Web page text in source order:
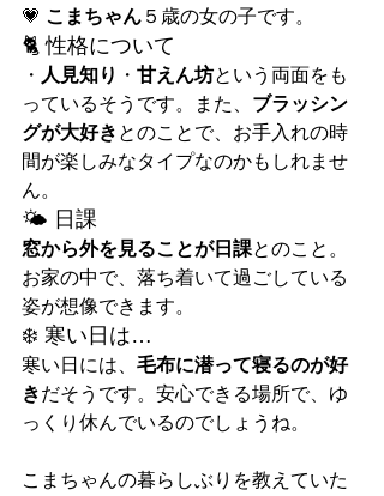
💗 こまちゃん ５歳の女の子です。
🐈 性格について
・ 人見知り ・ 甘えん坊という両面をも
っているそうです。また、 ブラッシン
グが大好き とのことで、お手入れの時
間が楽しみなタイプなのかもしれませ
ん。
🌤️ 日課
窓から外を見ることが日課とのこと。
お家の中で、落ち着いて過ごしている
姿が想像できます。
❄️ 寒い日は…
寒い日には、 毛布に潜って寝るのが好
きだそうです。安心できる場所で、ゆ
っくり休んでいるのでしょうね。
こまちゃんの暮らしぶりを教えていた